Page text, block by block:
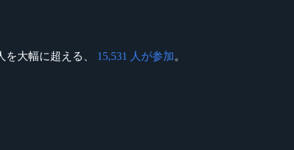
を大幅に超える、 15,531 人が参加。